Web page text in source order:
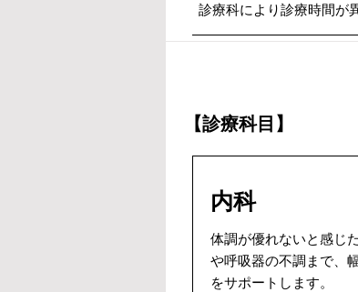
診療科により診療時間が
【診療科目】
内科
体調が優れないと感じ
や呼吸器の不調まで、
をサポートします。